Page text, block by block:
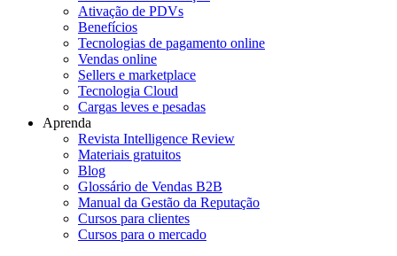
Ativação de PDVs
Benefícios
Tecnologias de pagamento online
Vendas online
Sellers e marketplace
Tecnologia Cloud
Cargas leves e pesadas
Aprenda
Revista Intelligence Review
Materiais gratuitos
Blog
Glossário de Vendas B2B
Manual da Gestão da Reputação
Cursos para clientes
Cursos para o mercado